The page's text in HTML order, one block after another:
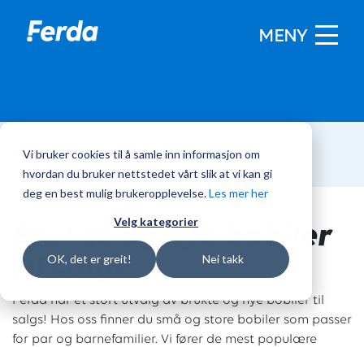
Vi bruker cookies til å samle inn informasjon om
hvordan du bruker nettstedet vårt slik at vi kan gi
deg en best mulig brukeropplevelse.Les mer her
Velg kategorier
OK, det er greit! Nei takk
MENY
Hjem/Bobiler
Brukte og nye bobiler
til salgs
Ferda har et stort utvalg av brukte og nye bobiler til
salgs! Hos oss finner du små og store bobiler som passer
for par og barnefamilier. Vi fører de mest populære